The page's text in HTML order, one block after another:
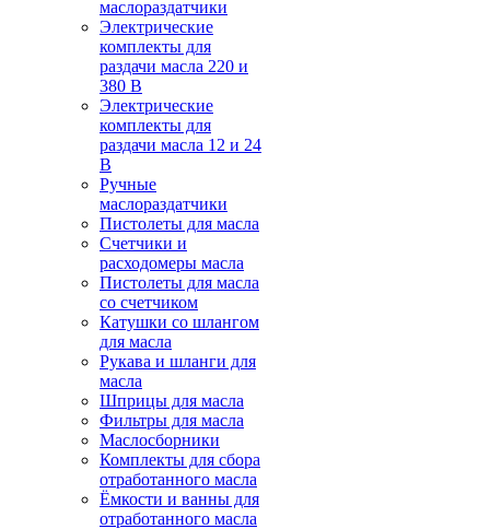
маслораздатчики
Электрические
комплекты для
раздачи масла 220 и
380 В
Электрические
комплекты для
раздачи масла 12 и 24
В
Ручные
маслораздатчики
Пистолеты для масла
Счетчики и
расходомеры масла
Пистолеты для масла
со счетчиком
Катушки со шлангом
для масла
Рукава и шланги для
масла
Шприцы для масла
Фильтры для масла
Маслосборники
Комплекты для сбора
отработанного масла
Ёмкости и ванны для
отработанного масла